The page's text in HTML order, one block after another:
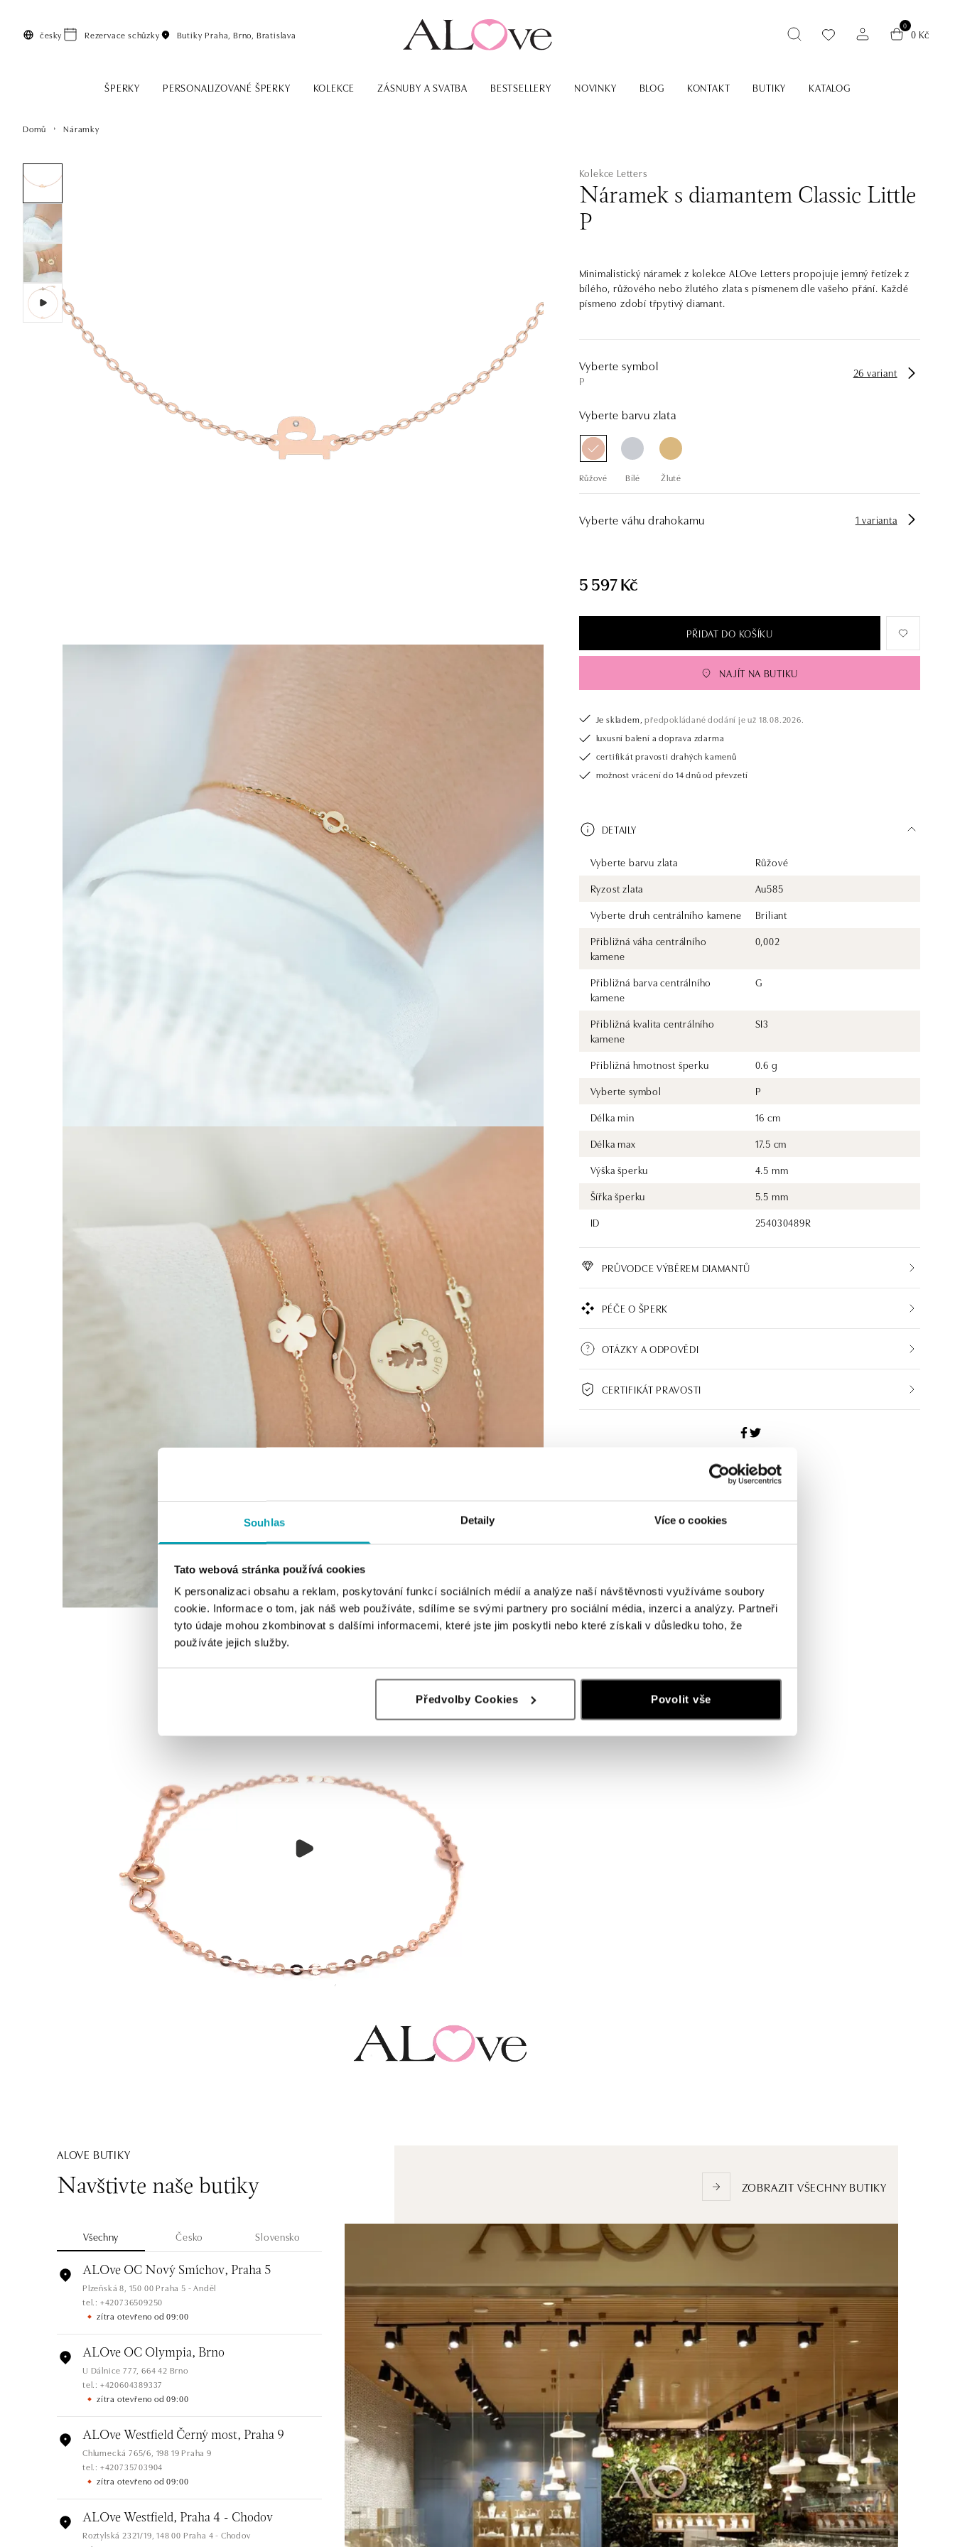
Souhlas Detaily Více o cookies
Tato webová stránka používá cookies
K personalizaci obsahu a reklam, poskytování funkcí sociálních médií a analýze naší návštěvnosti využíváme soubory
cookie. Informace o tom, jak náš web používáte, sdílíme se svými partnery pro sociální média, inzerci a analýzy. Partneři
tyto údaje mohou zkombinovat s dalšími informacemi, které jste jim poskytli nebo které získali v důsledku toho, že
používáte jejich služby.
Předvolby Cookies Povolit vše
česky Rezervace schůzky Butiky Praha, Brno, Bratislava
0
0 Kč
ŠPERKY PERSONALIZOVANÉ ŠPERKY KOLEKCE ZÁSNUBY A SVATBA BESTSELLERY NOVINKY BLOG KONTAKT BUTIKY KATALOG
Domů Náramky
Kolekce Letters
Náramek s diamantem Classic Little
P
Minimalistický náramek z kolekce ALOve Letters propojuje jemný řetízek z
bílého, růžového nebo žlutého zlata s písmenem dle vašeho přání. Každé
písmeno zdobí třpytivý diamant.
Vyberte symbol
P
26 variant
Vyberte barvu zlata
Růžové Bílé Žluté
Vyberte váhu drahokamu 1 varianta
5 597 Kč
PŘIDAT DO KOŠÍKU
NAJÍT NA BUTIKU
Je skladem, předpokládané dodání je už 18.08.2026.
luxusní balení a doprava zdarma
certifikát pravosti drahých kamenů
možnost vrácení do 14 dnů od převzetí
DETAILY
Vyberte barvu zlata
Růžové
Ryzost zlata
Au585
Vyberte druh centrálního kamene
Briliant
Přibližná váha centrálního
kamene
0,002
Přibližná barva centrálního
kamene
G
Přibližná kvalita centrálního
kamene
SI3
Přibližná hmotnost šperku
0.6 g
Vyberte symbol
P
Délka min
16 cm
Délka max
17.5 cm
Výška šperku
4.5 mm
Šířka šperku
5.5 mm
ID
254030489R
PRŮVODCE VÝBĚREM DIAMANTŮ
PÉČE O ŠPERK
OTÁZKY A ODPOVĚDI
CERTIFIKÁT PRAVOSTI
ALOVE BUTIKY
Navštivte naše butiky ZOBRAZIT VŠECHNY BUTIKY
Všechny Česko Slovensko
ALOve OC Nový Smíchov, Praha 5
Plzeňská 8, 150 00 Praha 5 - Anděl
tel.: +420736509250
zítra otevřeno od 09:00
ALOve OC Olympia, Brno
U Dálnice 777, 664 42 Brno
tel.: +420604389337
zítra otevřeno od 09:00
ALOve Westfield Černý most, Praha 9
Chlumecká 765/6, 198 19 Praha 9
tel.: +420735703904
zítra otevřeno od 09:00
ALOve Westfield, Praha 4 - Chodov
Roztylská 2321/19, 148 00 Praha 4 - Chodov